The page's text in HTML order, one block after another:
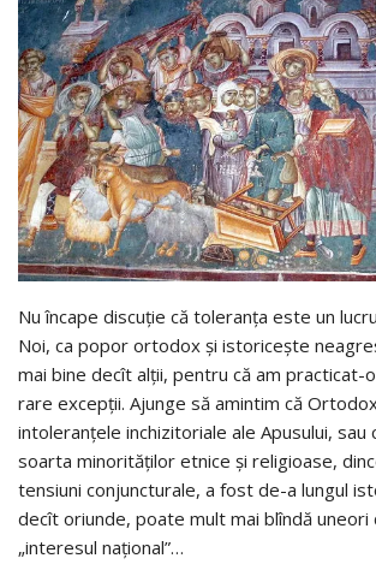
Nu încape discuţie că toleranţa este un
Noi, ca popor ortodox şi istoriceşte
mai bine decît alţii, pentru că am practicat-
rare excepţii. Ajunge să amintim că
intoleranţele inchizitoriale ale Apusului, sau
soarta minorităţilor etnice şi religioase,
tensiuni conjuncturale, a fost de-a lungul
decît oriunde, poate mult mai blîndă
„interesul naţional”…